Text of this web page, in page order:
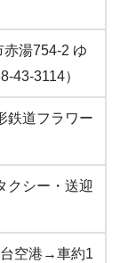
湯754-2 ゆ
43-3114）
鉄道フラワー
クシー・送迎
空港→車約1